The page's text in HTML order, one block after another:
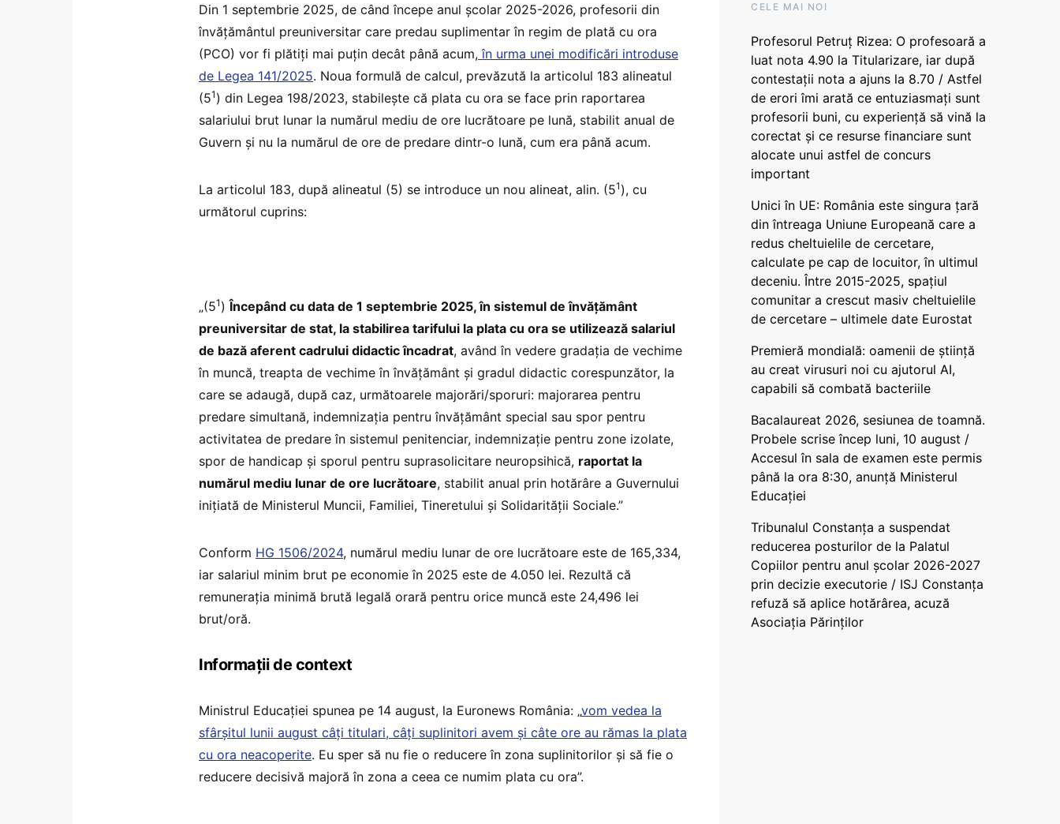
Din 1 septembrie 2025, de când începe anul școlar 2025-2026, profesorii din
învățământul preuniversitar care predau suplimentar în regim de plată cu ora
(PCO) vor fi plătiți mai puțin decât până acum, în urma unei modificări introduse
de Legea 141/2025. Noua formulă de calcul, prevăzută la articolul 183 alineatul
(51 ) din Legea 198/2023, stabilește că plata cu ora se face prin raportarea
salariului brut lunar la numărul mediu de ore lucrătoare pe lună, stabilit anual de
Guvern și nu la numărul de ore de predare dintr-o lună, cum era până acum.
La articolul 183, după alineatul (5) se introduce un nou alineat, alin. (51 ), cu
următorul cuprins:
„(51 )Începând cu data de 1 septembrie 2025, în sistemul de învățământ
preuniversitar de stat, la stabilirea tarifului la plata cu ora se utilizează salariul
de bază aferent cadrului didactic încadrat, având în vedere gradația de vechime
în muncă, treapta de vechime în învățământ și gradul didactic corespunzător, la
care se adaugă, după caz, următoarele majorări/sporuri: majorarea pentru
predare simultană, indemnizația pentru învățământ special sau spor pentru
activitatea de predare în sistemul penitenciar, indemnizație pentru zone izolate,
spor de handicap și sporul pentru suprasolicitare neuropsihică, raportat la
numărul mediu lunar de ore lucrătoare, stabilit anual prin hotărâre a Guvernului
inițiată de Ministerul Muncii, Familiei, Tineretului și Solidarității Sociale.”
Conform HG 1506/2024, numărul mediu lunar de ore lucrătoare este de 165,334,
iar salariul minim brut pe economie în 2025 este de 4.050 lei. Rezultă că
remunerația minimă brută legală orară pentru orice muncă este 24,496 lei
brut/oră.
Informații de context
Ministrul Educației spunea pe 14 august, la Euronews România: „vom vedea la
sfârșitul lunii august câți titulari, câți suplinitori avem și câte ore au rămas la plata
cu ora neacoperite. Eu sper să nu fie o reducere în zona suplinitorilor și să fie o
reducere decisivă majoră în zona a ceea ce numim plata cu ora”.
CELE MAI NOI
Profesorul Petruț Rizea: O profesoară a
luat nota 4.90 la Titularizare, iar după
contestații nota a ajuns la 8.70 / Astfel
de erori îmi arată ce entuziasmați sunt
profesorii buni, cu experiență să vină la
corectat și ce resurse financiare sunt
alocate unui astfel de concurs
important
Unici în UE: România este singura țară
din întreaga Uniune Europeană care a
redus cheltuielile de cercetare,
calculate pe cap de locuitor, în ultimul
deceniu. Între 2015-2025, spațiul
comunitar a crescut masiv cheltuielile
de cercetare – ultimele date Eurostat
Premieră mondială: oamenii de știință
au creat virusuri noi cu ajutorul AI,
capabili să combată bacteriile
Bacalaureat 2026, sesiunea de toamnă.
Probele scrise încep luni, 10 august /
Accesul în sala de examen este permis
până la ora 8:30, anunță Ministerul
Educației
Tribunalul Constanța a suspendat
reducerea posturilor de la Palatul
Copiilor pentru anul școlar 2026-2027
prin decizie executorie / ISJ Constanța
refuză să aplice hotărârea, acuză
Asociația Părinților